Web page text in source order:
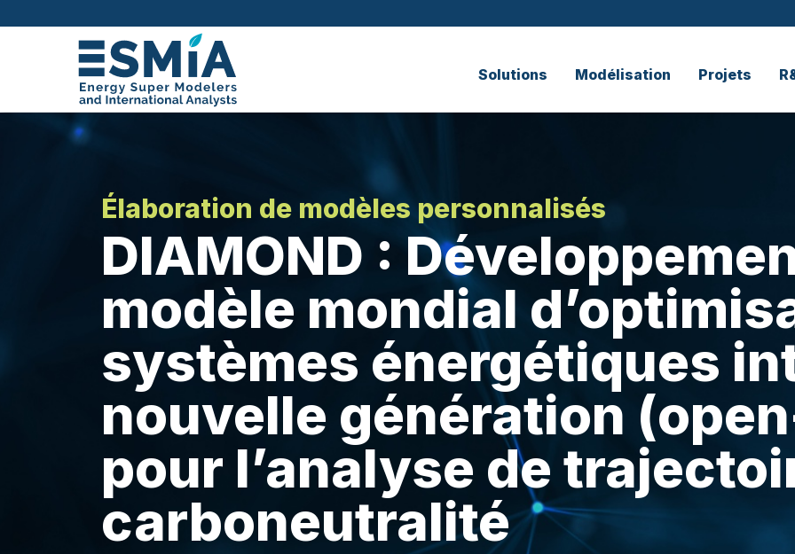
Solutions Modélisation Projets
Élaboration de modèles personnalisés
DIAMOND :
modèle mondial
systèmes énergétiques
nouvelle génération
pour l’analyse de
carboneutralité